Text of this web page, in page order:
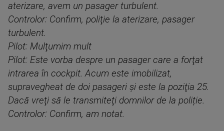
aterizare, avem un pasager turbulent.
Controlor: Confirm, poliţie la aterizare, pasager
turbulent.
Pilot: Mulţumim mult
Pilot: Este vorba despre un pasager care a forţat
intrarea în cockpit. Acum este imobilizat,
supravegheat de doi pasageri şi este la poziţia 25.
Dacă vreţi să le transmiteţi domnilor de la poliție.
Controlor: Confirm, am notat.